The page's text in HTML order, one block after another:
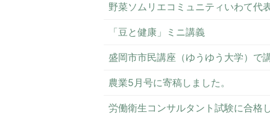
野菜ソムリエコミュニティいわて代
「豆と健康」ミニ講義
盛岡市市民講座（ゆうゆう大学）で
農業5月号に寄稿しました。
労働衛生コンサルタント試験に合格